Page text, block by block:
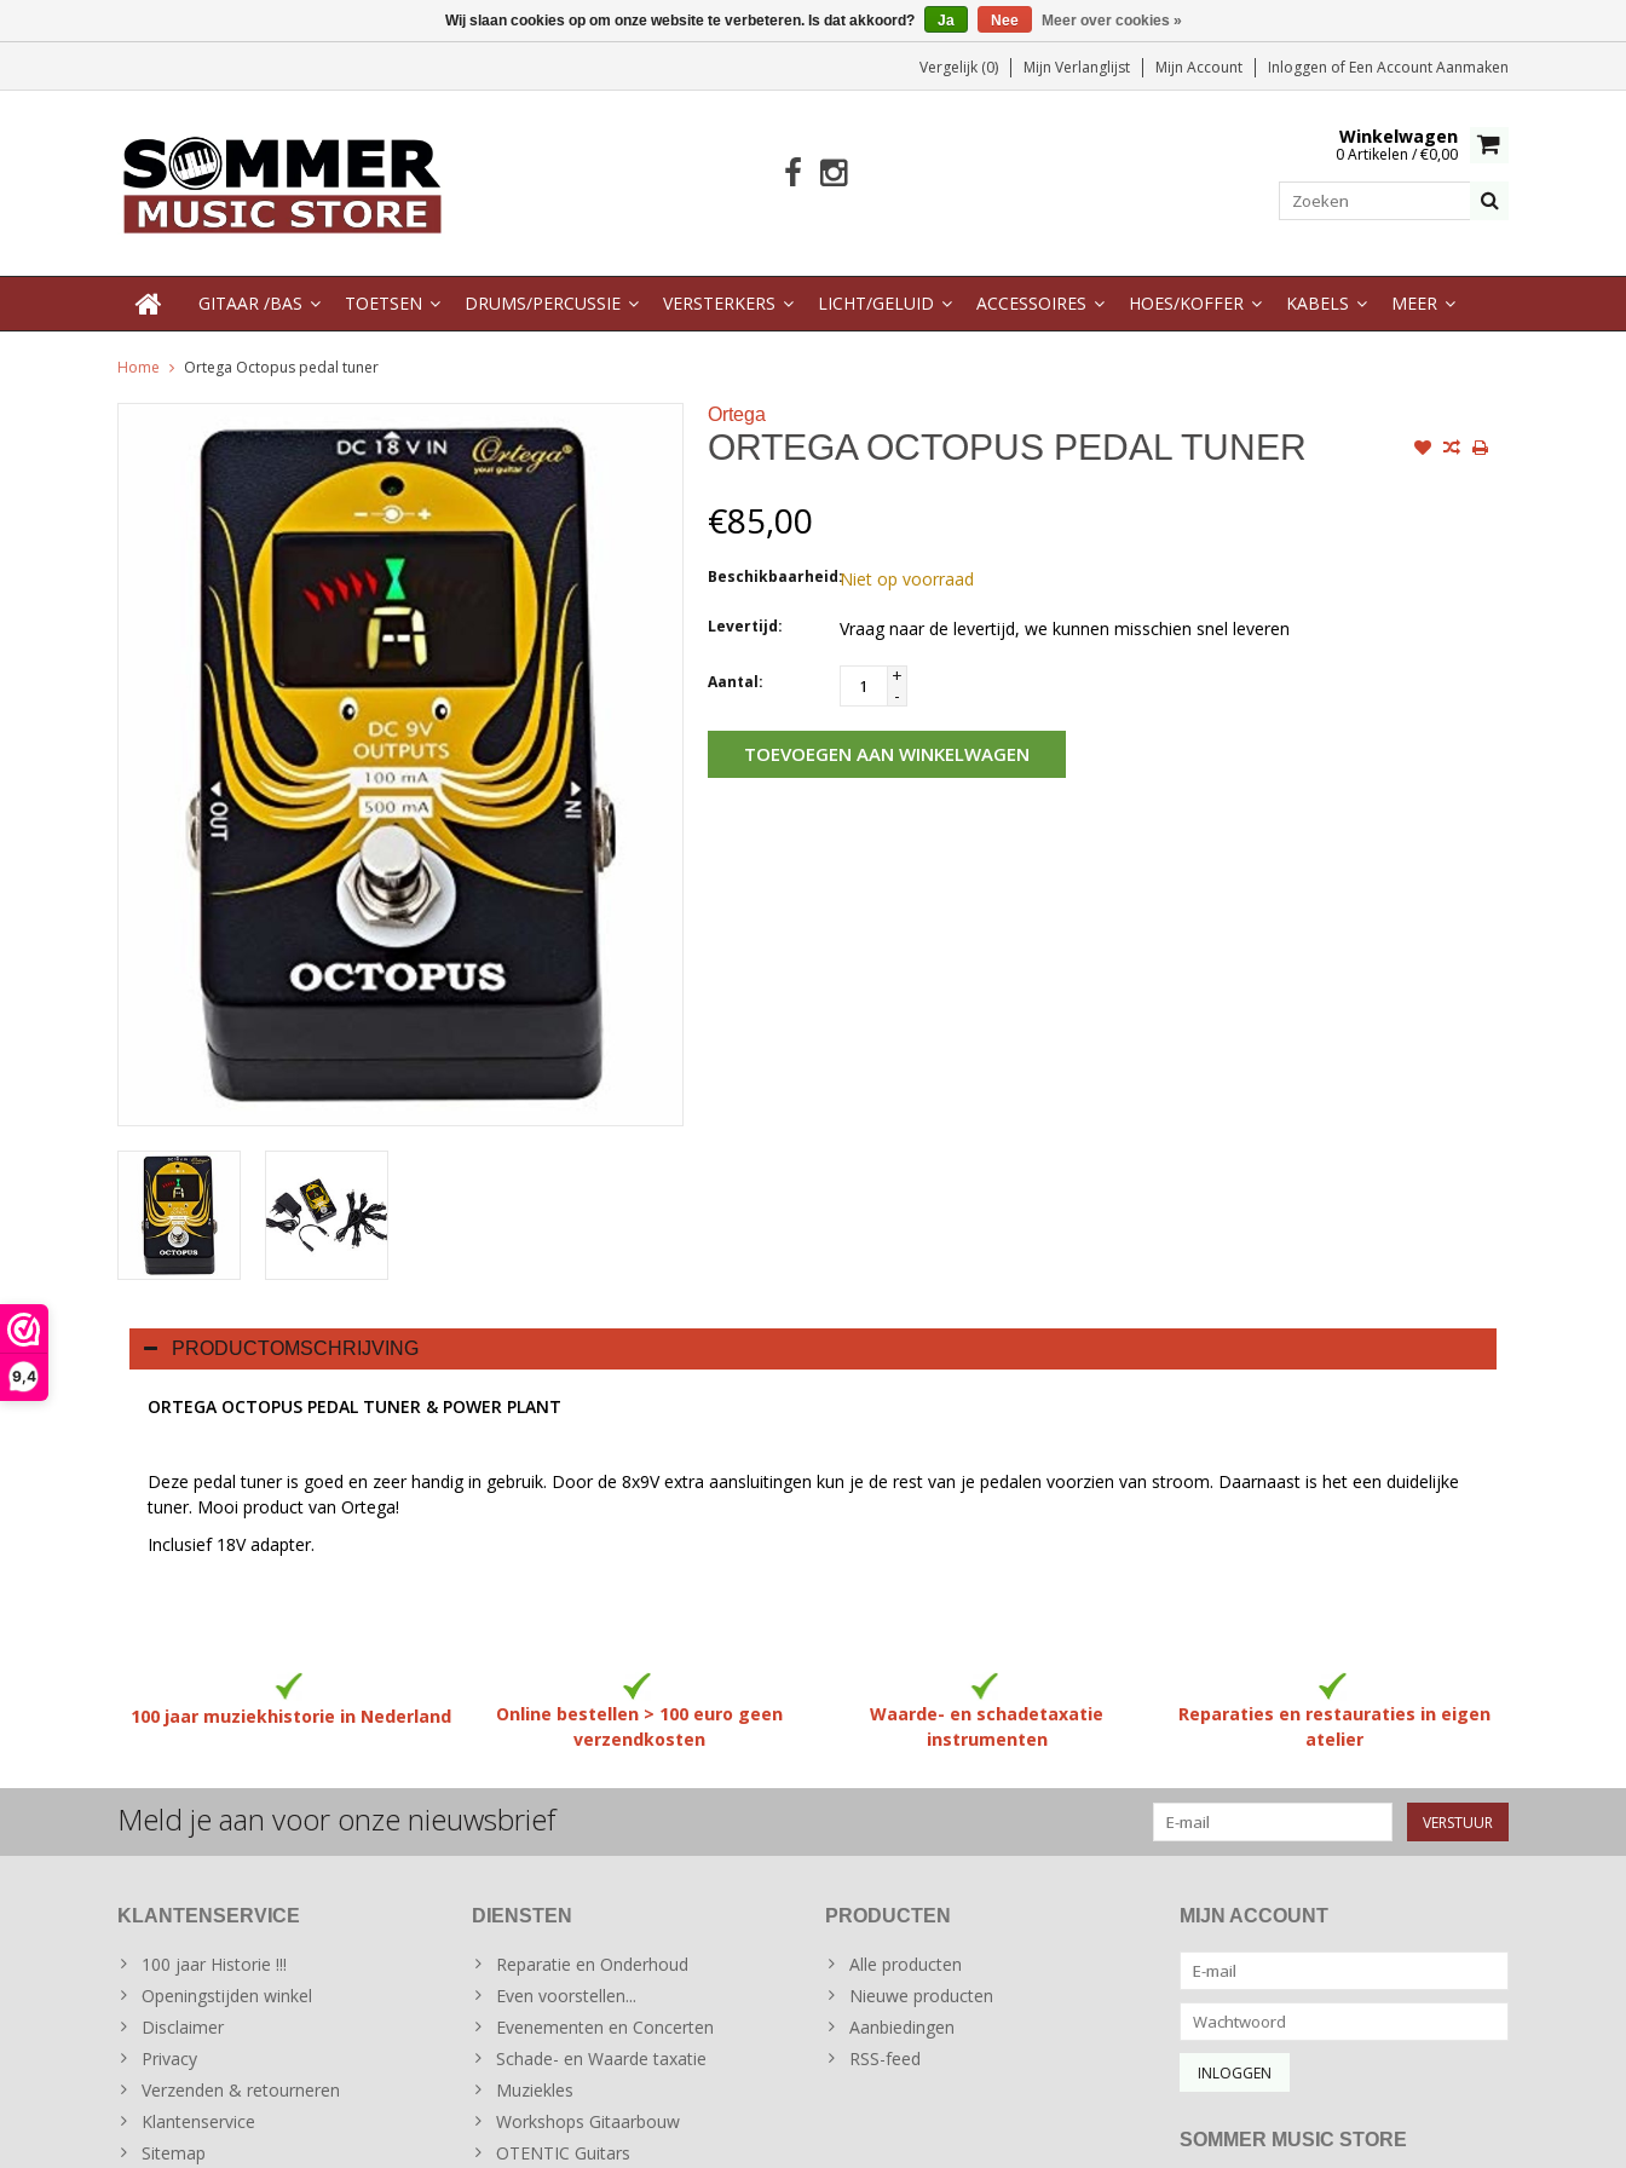
9,4
Vergelijk (0) Mijn Verlanglijst Mijn Account Inloggen of Een Account Aanmaken
Winkelwagen
0 Artikelen / €0,00
GITAAR /BAS TOETSEN DRUMS/PERCUSSIE VERSTERKERS LICHT/GELUID ACCESSOIRES HOES/KOFFER KABELS MEER
Home Ortega Octopus pedal tuner
Ortega
ORTEGA OCTOPUS PEDAL TUNER
€85,00
Beschikbaarheid:Niet op voorraad
Levertijd: Vraag naar de levertijd, we kunnen misschien snel leveren
Aantal:
+
-
TOEVOEGEN AAN WINKELWAGEN
PRODUCTOMSCHRIJVING
ORTEGA OCTOPUS PEDAL TUNER & POWER PLANT
Deze pedal tuner is goed en zeer handig in gebruik. Door de 8x9V extra aansluitingen kun je de rest van je pedalen voorzien van stroom. Daarnaast is het een duidelijke
tuner. Mooi product van Ortega!
Inclusief 18V adapter.
100 jaar muziekhistorie in Nederland
Online bestellen > 100 euro geen
verzendkosten
Waarde- en schadetaxatie
instrumenten
Reparaties en restauraties in eigen
atelier
Meld je aan voor onze nieuwsbrief VERSTUUR
KLANTENSERVICE
100 jaar Historie !!!
Openingstijden winkel
Disclaimer
Privacy
Verzenden & retourneren
Klantenservice
Sitemap
DIENSTEN
Reparatie en Onderhoud
Even voorstellen...
Evenementen en Concerten
Schade- en Waarde taxatie
Muziekles
Workshops Gitaarbouw
OTENTIC Guitars
PRODUCTEN
Alle producten
Nieuwe producten
Aanbiedingen
RSS-feed
MIJN ACCOUNT
SOMMER MUSIC STORE
Wij slaan cookies op om onze website te verbeteren. Is dat akkoord? Ja Nee Meer over cookies »